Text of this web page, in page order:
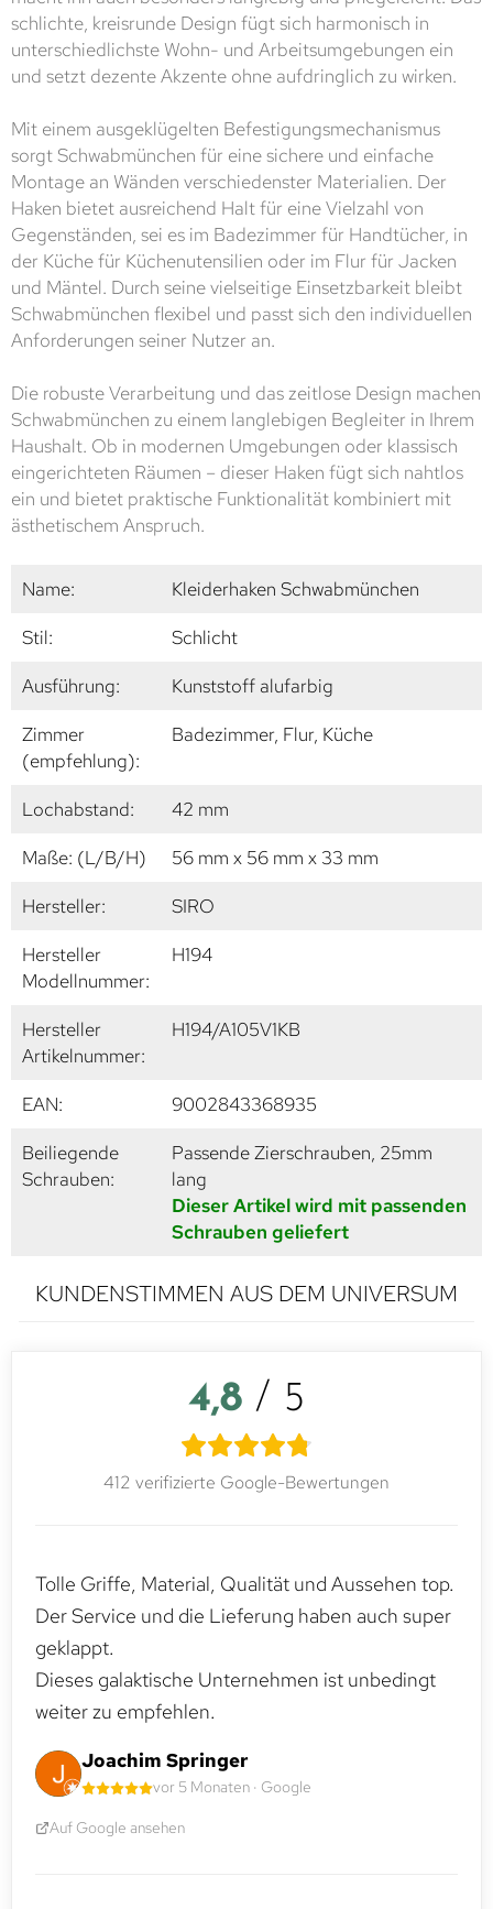
schlichte, kreisrunde Design fügt sich harmonisch in
unterschiedlichste Wohn- und Arbeitsumgebungen ein
und setzt dezente Akzente ohne aufdringlich zu wirken.
Mit einem ausgeklügelten Befestigungsmechanismus
sorgt Schwabmünchen für eine sichere und einfache
Montage an Wänden verschiedenster Materialien. Der
Haken bietet ausreichend Halt für eine Vielzahl von
Gegenständen, sei es im Badezimmer für Handtücher, in
der Küche für Küchenutensilien oder im Flur für Jacken
und Mäntel. Durch seine vielseitige Einsetzbarkeit bleibt
Schwabmünchen flexibel und passt sich den individuellen
Anforderungen seiner Nutzer an.
Die robuste Verarbeitung und das zeitlose Design machen
Schwabmünchen zu einem langlebigen Begleiter in Ihrem
Haushalt. Ob in modernen Umgebungen oder klassisch
eingerichteten Räumen – dieser Haken fügt sich nahtlos
ein und bietet praktische Funktionalität kombiniert mit
ästhetischem Anspruch.
Name:
Kleiderhaken Schwabmünchen
Stil:
Schlicht
Ausführung:
Kunststoff alufarbig
Zimmer
(empfehlung):
Badezimmer, Flur, Küche
Lochabstand:
42 mm
Maße: (L/B/H)
56 mm x 56 mm x 33 mm
Hersteller:
SIRO
Hersteller
Modellnummer:
H194
Hersteller
Artikelnummer:
H194/A105V1KB
EAN:
9002843368935
Beiliegende
Schrauben:
Passende Zierschrauben, 25mm
lang
Dieser Artikel wird mit passenden
Schrauben geliefert
KUNDENSTIMMEN AUS DEM UNIVERSUM
4,8 / 5
412 verifizierte Google-Bewertungen
Tolle Griffe, Material, Qualität und Aussehen top.
Der Service und die Lieferung haben auch super
geklappt.
Dieses galaktische Unternehmen ist unbedingt
weiter zu empfehlen.
Joachim Springer
vor 5 Monaten · Google
Auf Google ansehen